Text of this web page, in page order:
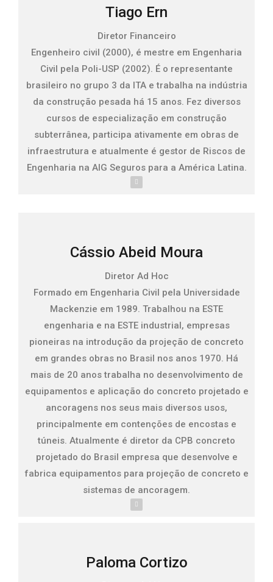
Tiago Ern
Diretor Financeiro
Engenheiro civil (2000), é mestre em Engenharia
Civil pela Poli-USP (2002). É o representante
brasileiro no grupo 3 da ITA e trabalha na indústria
da construção pesada há 15 anos. Fez diversos
cursos de especialização em construção
subterrânea, participa ativamente em obras de
infraestrutura e atualmente é gestor de Riscos de
Engenharia na AIG Seguros para a América Latina.
Cássio Abeid Moura
Diretor Ad Hoc
Formado em Engenharia Civil pela Universidade
Mackenzie em 1989. Trabalhou na ESTE
engenharia e na ESTE industrial, empresas
pioneiras na introdução da projeção de concreto
em grandes obras no Brasil nos anos 1970. Há
mais de 20 anos trabalha no desenvolvimento de
equipamentos e aplicação do concreto projetado e
ancoragens nos seus mais diversos usos,
principalmente em contenções de encostas e
túneis. Atualmente é diretor da CPB concreto
projetado do Brasil empresa que desenvolve e
fabrica equipamentos para projeção de concreto e
sistemas de ancoragem.
Paloma Cortizo